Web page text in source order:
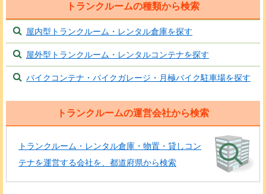
トランクルームの種類から検索
屋内型トランクルーム・レンタル倉庫を探す
屋外型トランクルーム・レンタルコンテナを探す
バイクコンテナ・バイクガレージ・月極バイク駐車場を探す
トランクルームの運営会社から検索
トランクルーム・レンタル倉庫・物置・貸しコン
テナを運営する会社を、都道府県から検索